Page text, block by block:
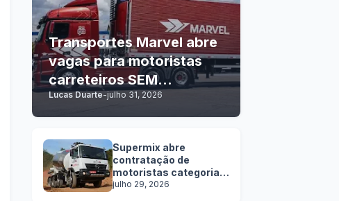
Transportes Marvel abre
vagas para motoristas
carreteiros SEM
EXPERIÊNCIA
Lucas Duarte-julho 31, 2026
Supermix abre
contratação de
motoristas categoria
C, D e E
julho 29, 2026